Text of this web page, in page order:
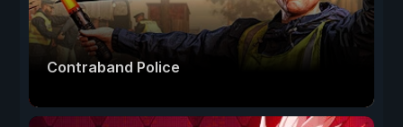
Contraband Police